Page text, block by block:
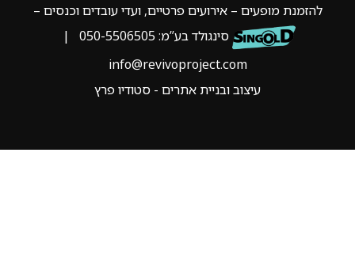
להזמנת מופעים – אירועים פרטיים, ועדי עובדים וכנסים –
סינגולד בע”מ:
|
info@revivoproject.com
עיצוב ובניית אתרים - סטודיו פרץ